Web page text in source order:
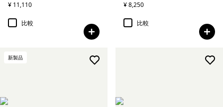
¥ 11,110
比較
¥ 8,250
比較
新製品